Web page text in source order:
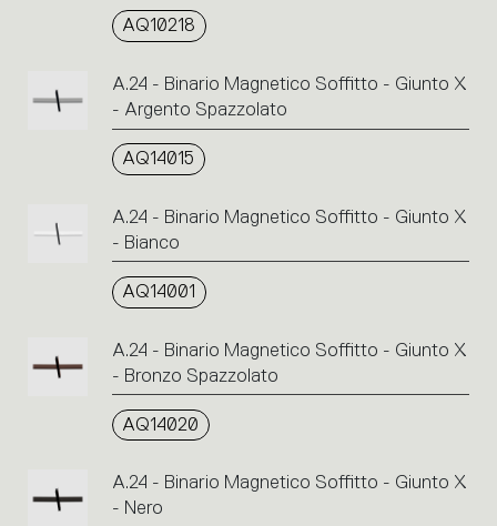
AQ10218
A.24 - Binario Magnetico Soffitto - Giunto X
- Argento Spazzolato
AQ14015
A.24 - Binario Magnetico Soffitto - Giunto X
- Bianco
AQ14001
A.24 - Binario Magnetico Soffitto - Giunto X
- Bronzo Spazzolato
AQ14020
A.24 - Binario Magnetico Soffitto - Giunto X
- Nero